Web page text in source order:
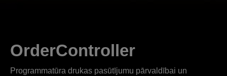
OrderController
Programmatūra drukas pasūtījumu pārvaldībai un